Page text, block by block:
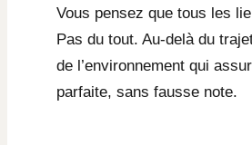
Vous pensez que tous les
Pas du tout. Au-delà du
de l’environnement qui
parfaite, sans fausse note.